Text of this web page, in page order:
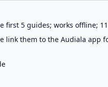
5 guides; works offline;
link them to the Audiala app